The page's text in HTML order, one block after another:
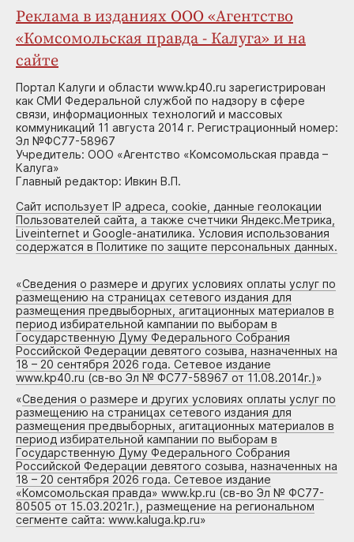
Реклама в изданиях ООО «Агентство
«Комсомольская правда - Калуга» и на
сайте
Портал Калуги и области www.kp40.ru зарегистрирован
как СМИ Федеральной службой по надзору в сфере
связи, информационных технологий и массовых
коммуникаций 11 августа 2014 г. Регистрационный номер:
Эл №ФС77-58967
Учредитель: ООО «Агентство «Комсомольская правда –
Калуга»
Главный редактор: Ивкин В.П.
Сайт использует IP адреса, cookie, данные геолокации
Пользователей сайта, а также счетчики Яндекс.Метрика,
Liveinternet и Google-анатилика. Условия использования
содержатся в Политике по защите персональных данных.
«Сведения о размере и других условиях оплаты услуг по
размещению на страницах сетевого издания для
размещения предвыборных, агитационных материалов в
период избирательной кампании по выборам в
Государственную Думу Федерального Собрания
Российской Федерации девятого созыва, назначенных на
18 – 20 сентября 2026 года. Сетевое издание
www.kp40.ru (св-во Эл № ФС77-58967 от 11.08.2014г.)»
«Сведения о размере и других условиях оплаты услуг по
размещению на страницах сетевого издания для
размещения предвыборных, агитационных материалов в
период избирательной кампании по выборам в
Государственную Думу Федерального Собрания
Российской Федерации девятого созыва, назначенных на
18 – 20 сентября 2026 года. Сетевое издание
«Комсомольская правда» www.kp.ru (св-во Эл № ФС77-
80505 от 15.03.2021г.), размещение на региональном
сегменте сайта: www.kaluga.kp.ru»